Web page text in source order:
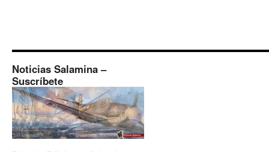
Noticias Salamina –
Suscríbete